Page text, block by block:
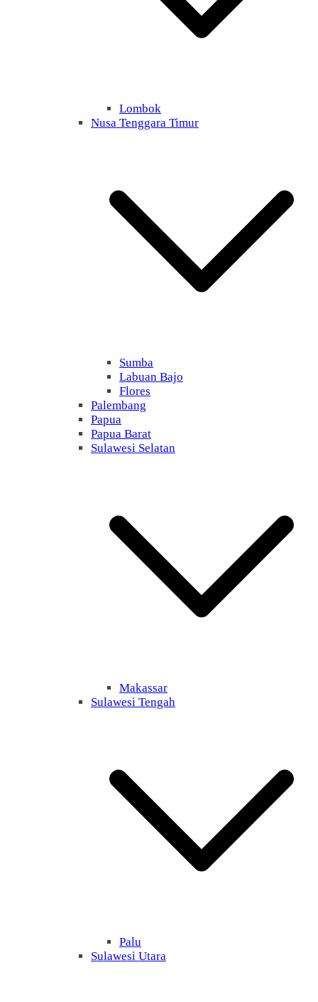
Lombok
Nusa Tenggara Timur
Sumba
Labuan Bajo
Flores
Palembang
Papua
Papua Barat
Sulawesi Selatan
Makassar
Sulawesi Tengah
Palu
Sulawesi Utara